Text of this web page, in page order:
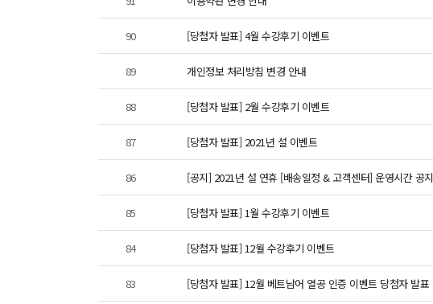
90 [당첨자 발표] 4월 수강후기 이벤트
89 개인정보 처리방침 변경 안내
88 [당첨자 발표] 2월 수강후기 이벤트
87 [당첨자 발표] 2021년 설 이벤트
86 [공지] 2021년 설 연휴 [배송일정 & 고객센터] 운영시간 공지
85 [당첨자 발표] 1월 수강후기 이벤트
84 [당첨자 발표] 12월 수강후기 이벤트
83 [당첨자 발표] 12월 베트남어 열공 인증 이벤트 당첨자 발표